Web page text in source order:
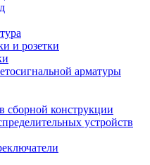
и розетки
арматуры
сборной конструкции
устройств